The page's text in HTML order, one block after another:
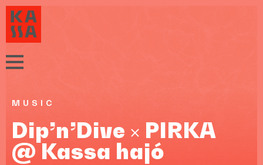
MUSIC
Dip’n’Dive × PIRKA
@ Kassa hajó